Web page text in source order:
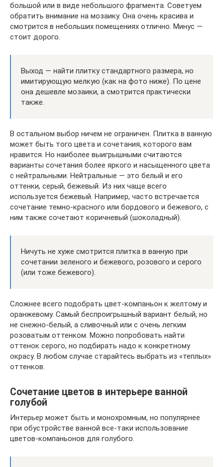
большой или в виде небольшого фрагмента. Советуем
обратить внимание на мозаику. Она очень красива и
смотрится в небольших помещениях отлично. Минус —
стоит дорого.
Выход — найти плитку стандартного размера, но
имитирующую мелкую (как на фото ниже). По цене
она дешевле мозаики, а смотрится практически
также.
В остальном выбор ничем не ограничен. Плитка в ванную
может быть того цвета и сочетания, которого вам
нравится. Но наиболее выигрышными считаются
варианты сочетания более яркого и насыщенного цвета
с нейтральными. Нейтральные — это белый и его
оттенки, серый, бежевый. Из них чаще всего
используется бежевый. Например, часто встречается
сочетание темно-красного или бордового и бежевого, с
ним также сочетают коричневый (шоколадный).
Ничуть не хуже смотрится плитка в ванную при
сочетании зеленого и бежевого, розового и серого
(или тоже бежевого).
Сложнее всего подобрать цвет-компаньон к желтому и
оранжевому. Самый беспроигрышный вариант белый, но
не снежно-белый, а сливочный или с очень легким
розоватым оттенком. Можно попробовать найти
оттенок серого, но подбирать надо к конкретному
окрасу. В любом случае старайтесь выбрать из «теплых»
оттенков.
Сочетание цветов в интерьере ванной
голубой
Интерьер может быть и монохромным, но популярнее
при обустройстве ванной все-таки использование
цветов-компаньонов для голубого.